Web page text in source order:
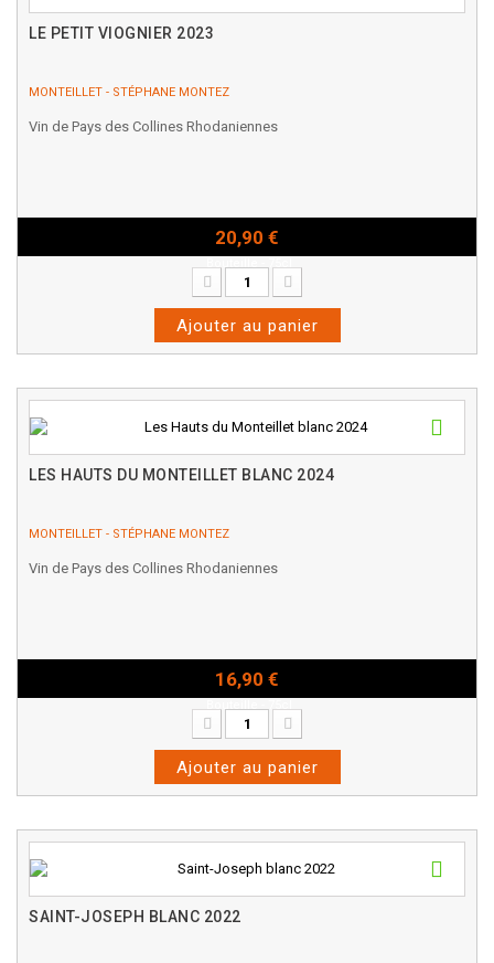
LE PETIT VIOGNIER 2023
MONTEILLET - STÉPHANE MONTEZ
Vin de Pays des Collines Rhodaniennes
20,90 €
Ajouter au panier
LES HAUTS DU MONTEILLET BLANC 2024
MONTEILLET - STÉPHANE MONTEZ
Vin de Pays des Collines Rhodaniennes
16,90 €
Ajouter au panier
SAINT-JOSEPH BLANC 2022